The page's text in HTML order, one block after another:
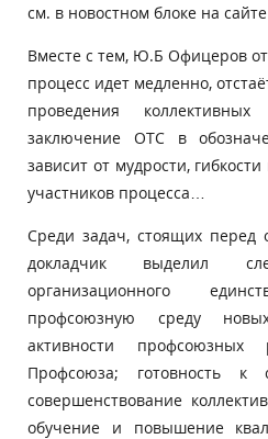
см. в новостном блоке на
Вместе с тем, Ю.Б Офицеров
процесс идет медленно,
проведения
заключение ОТС в
зависит от мудрости,
участников процесса…
Среди задач, стоящих перед
докладчик выделил
организационного
профсоюзную среду
активности
Профсоюза; готовность к
совершенствование
обучение и повышение